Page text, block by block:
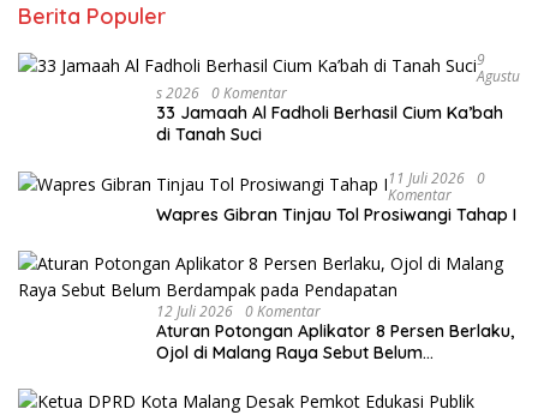
Berita Populer
9
Agustu
S 2026 0 Komentar
33 Jamaah Al Fadholi Berhasil Cium Ka’bah
di Tanah Suci
11 Juli 2026 0
Komentar
Wapres Gibran Tinjau Tol Prosiwangi Tahap I
12 Juli 2026 0 Komentar
Aturan Potongan Aplikator 8 Persen Berlaku,
Ojol di Malang Raya Sebut Belum